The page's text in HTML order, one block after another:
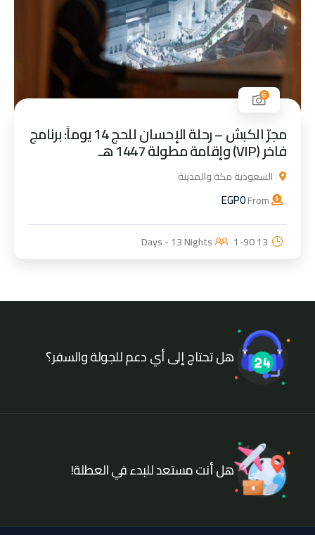
6
مجرّ الكبش – رحلة الإحسان للحج 14 يوماً: برنامج
فاخر (VIP) وإقامة مطولة 1447 هـ
السعودية مكة والمدينة
EGP0
13 Days - 13 Nights
1-90
هل تحتاج إلى أي دعم للجولة والسفر؟
هل أنت مستعد للبدء في العطلة!